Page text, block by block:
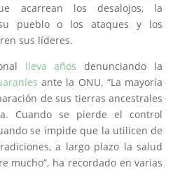
acarrean los desalojos, la
pueblo o los ataques y los
sus líderes.
lleva años denunciando la
ante la ONU. “La mayoría
de sus tierras ancestrales
Cuando se pierde el control
se impide que la utilicen de
a largo plazo la salud
mucho”, ha recordado en varias